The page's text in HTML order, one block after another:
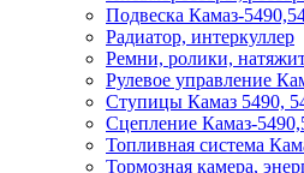
Подвеска Камаз-
Радиатор, интеркуллер
Ремни, ролики,
Рулевое управление
Ступицы Камаз 5490,
Сцепление Камаз-
Топливная система
Тормозная камера,